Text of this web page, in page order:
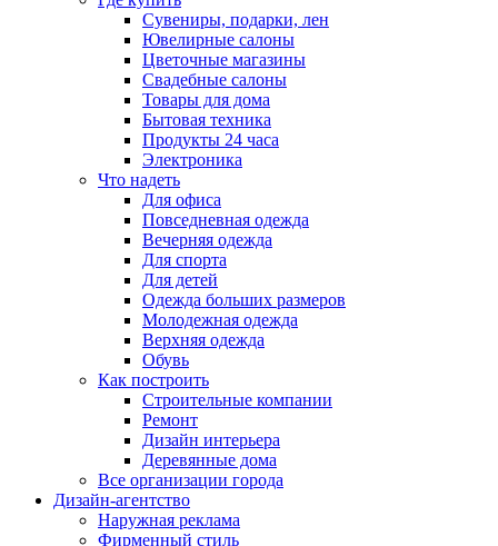
Сувениры, подарки, лен
Ювелирные салоны
Цветочные магазины
Свадебные салоны
Товары для дома
Бытовая техника
Продукты 24 часа
Электроника
Что надеть
Для офиса
Повседневная одежда
Вечерняя одежда
Для спорта
Для детей
Одежда больших размеров
Молодежная одежда
Верхняя одежда
Обувь
Как построить
Строительные компании
Ремонт
Дизайн интерьера
Деревянные дома
Все организации города
Дизайн-агентство
Наружная реклама
Фирменный стиль